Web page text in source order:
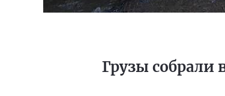
Грузы собрали